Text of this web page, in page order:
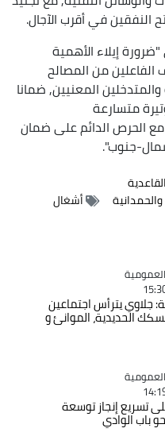
في أقرب الآجال.
إيلاء الأهمية
من المصالح
المعنيين, ضمانا
متسارعة
الدائم على ضمان
جنوب".
أشغال
يترأس اجتماعين
الحديدية، الموانئ و
تسريع إنجاز توسعة
باب الوادي